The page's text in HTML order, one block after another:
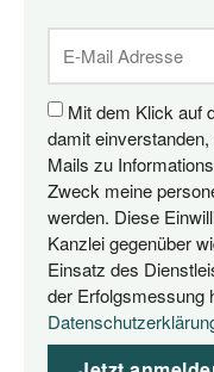
Mit dem Klick auf
damit
Mails zu
Zweck meine
werden. Diese
Kanzlei gegenüber
Einsatz des
der Erfolgsmessung